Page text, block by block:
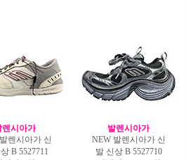
렌시아가
렌시아가 신
B 5527711
발렌시아가
NEW 발렌시아가 신
발 신상 B 5527710